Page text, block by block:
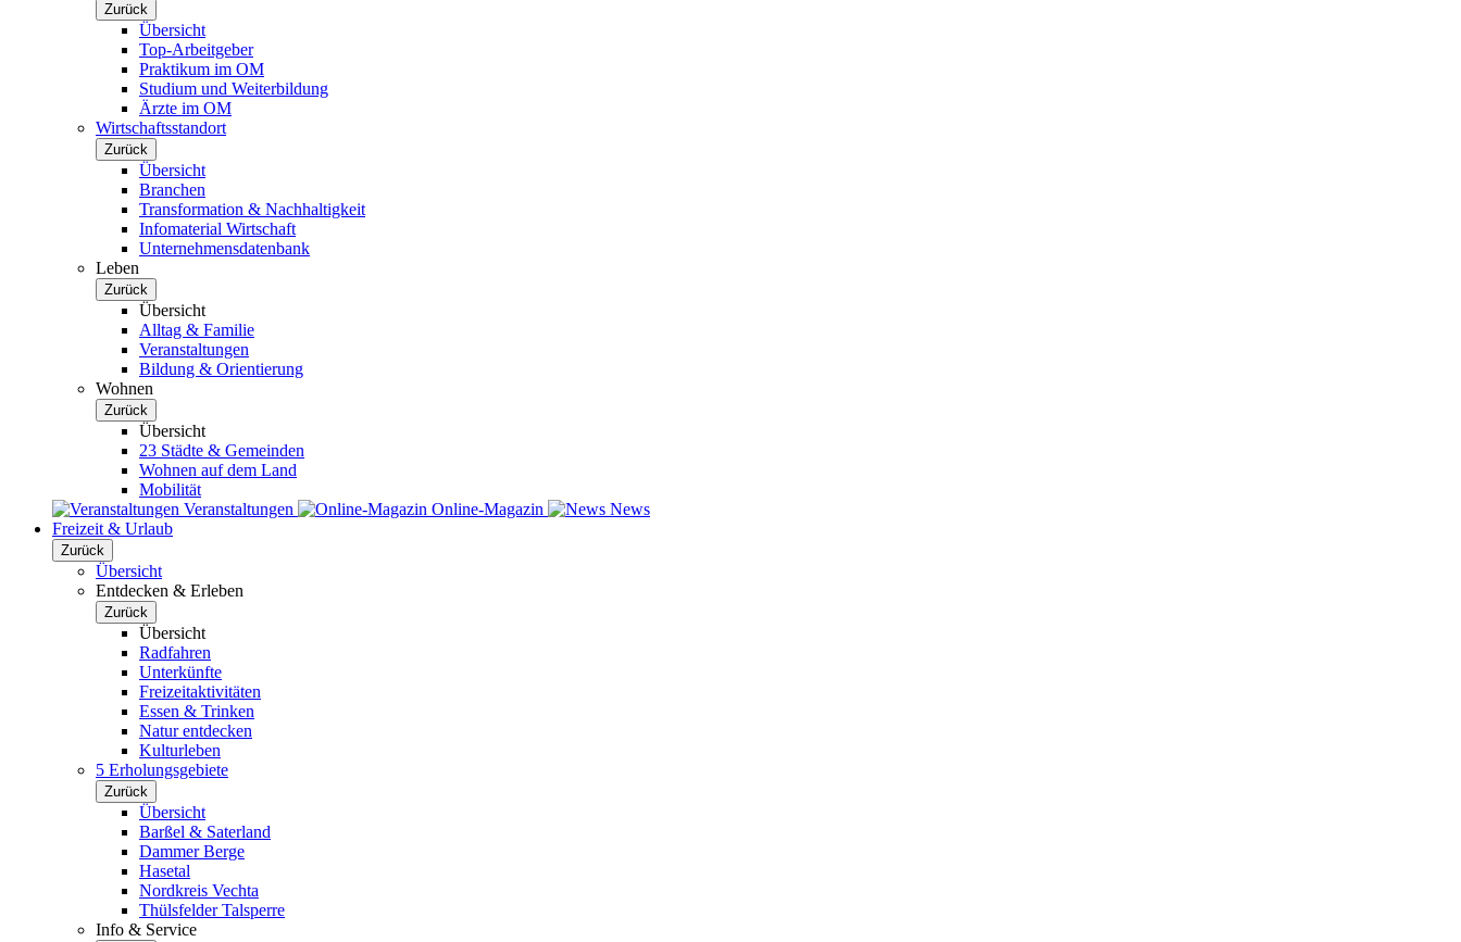
Zurück
Übersicht
Top-Arbeitgeber
Praktikum im OM
Studium und Weiterbildung
Ärzte im OM
Wirtschaftsstandort
Zurück
Übersicht
Branchen
Transformation & Nachhaltigkeit
Infomaterial Wirtschaft
Unternehmensdatenbank
Leben
Zurück
Übersicht
Alltag & Familie
Veranstaltungen
Bildung & Orientierung
Wohnen
Zurück
Übersicht
23 Städte & Gemeinden
Wohnen auf dem Land
Mobilität
Veranstaltungen
Online-Magazin
News
Freizeit & Urlaub
Zurück
Übersicht
Entdecken & Erleben
Zurück
Übersicht
Radfahren
Unterkünfte
Freizeitaktivitäten
Essen & Trinken
Natur entdecken
Kulturleben
5 Erholungsgebiete
Zurück
Übersicht
Barßel & Saterland
Dammer Berge
Hasetal
Nordkreis Vechta
Thülsfelder Talsperre
Info & Service